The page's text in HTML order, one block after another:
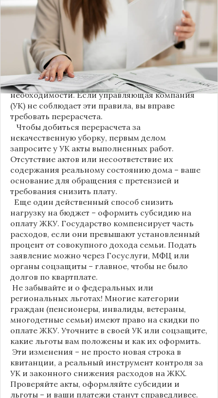
ProДеньги", теперь уборка мест общего
пользования (МОП) выделена в отдельную
строку. Это дает жильцам четкое понимание, за
что именно они платят.
Новые нормы строго регламентируют частоту
уборки: мытье полов и лестниц должно
проводиться несколько раз в неделю, удаление
пыли – еженедельно, а уборка снега – по мере
необходимости. Если управляющая компания
(УК) не соблюдает эти правила, вы вправе
требовать перерасчета.
Чтобы добиться перерасчета за
некачественную уборку, первым делом
запросите у УК акты выполненных работ.
Отсутствие актов или несоответствие их
содержания реальному состоянию дома – ваше
основание для обращения с претензией и
требования снизить плату.
Еще один действенный способ снизить
нагрузку на бюджет – оформить субсидию на
оплату ЖКУ. Государство компенсирует часть
расходов, если они превышают установленный
процент от совокупного дохода семьи. Подать
заявление можно через Госуслуги, МФЦ или
органы соцзащиты – главное, чтобы не было
долгов по квартплате.
Не забывайте и о федеральных или
региональных льготах! Многие категории
граждан (пенсионеры, инвалиды, ветераны,
многодетные семьи) имеют право на скидки по
оплате ЖКУ. Уточните в своей УК или соцзащите,
какие льготы вам положены и как их оформить.
Эти изменения – не просто новая строка в
квитанции, а реальный инструмент контроля за
УК и законного снижения расходов на ЖКХ.
Проверяйте акты, оформляйте субсидии и
льготы – и ваши платежи станут справедливее.